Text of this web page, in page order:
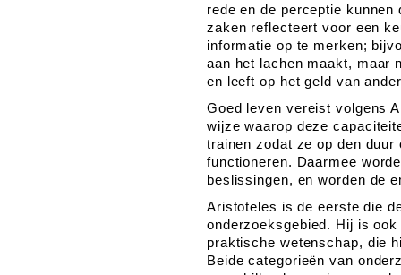
rede en de perceptie
zaken reflecteert voor een
informatie op te merken;
aan het lachen maakt, maar
en leeft op het geld van
Goed leven vereist volgens
wijze waarop deze
trainen zodat ze op den
functioneren. Daarmee
beslissingen, en worden de
Aristoteles is de eerste die
onderzoeksgebied. Hij is
praktische wetenschap, die
Beide categorieën van